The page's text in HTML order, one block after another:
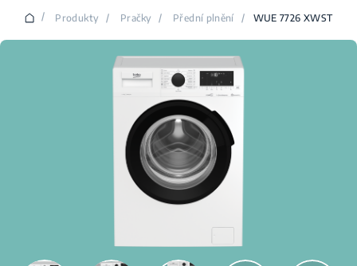
/ Produkty / Pračky / Přední plnění / WUE 7726 XWST